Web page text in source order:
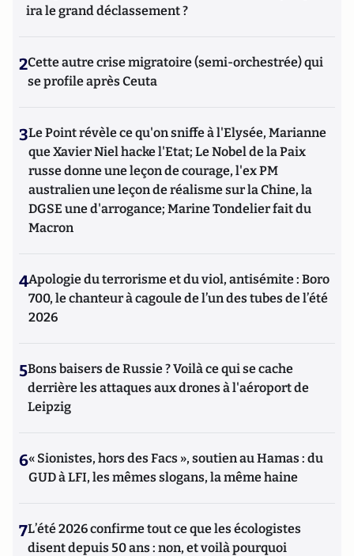
ira le grand déclassement ?
2Cette autre crise migratoire (semi-orchestrée) qui
se profile après Ceuta
3Le Point révèle ce qu'on sniffe à l'Elysée, Marianne
que Xavier Niel hacke l'Etat; Le Nobel de la Paix
russe donne une leçon de courage, l'ex PM
australien une leçon de réalisme sur la Chine, la
DGSE une d'arrogance; Marine Tondelier fait du
Macron
4Apologie du terrorisme et du viol, antisémite : Boro
700, le chanteur à cagoule de l’un des tubes de l’été
2026
5Bons baisers de Russie ? Voilà ce qui se cache
derrière les attaques aux drones à l'aéroport de
Leipzig
6« Sionistes, hors des Facs », soutien au Hamas : du
GUD à LFI, les mêmes slogans, la même haine
7L’été 2026 confirme tout ce que les écologistes
disent depuis 50 ans : non, et voilà pourquoi